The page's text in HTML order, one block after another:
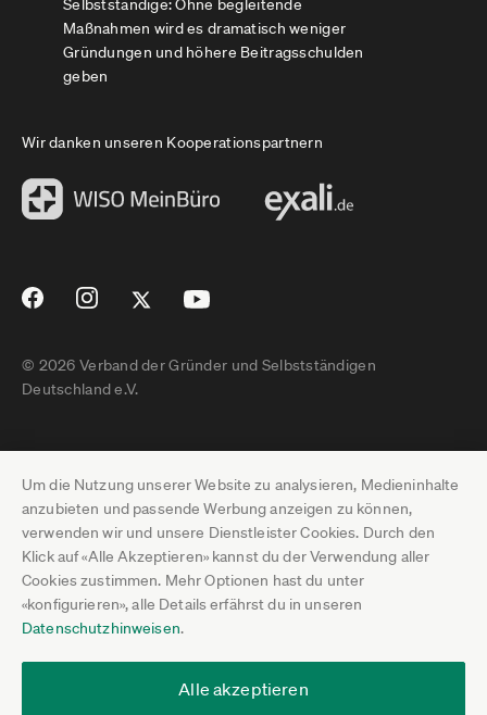
Um die Nutzung unserer Website zu analysieren, Medieninhalte
anzubieten und passende Werbung anzeigen zu können,
verwenden wir und unsere Dienstleister Cookies. Durch den
Klick auf «Alle Akzeptieren» kannst du der Verwendung aller
Cookies zustimmen. Mehr Optionen hast du unter
«konfigurieren», alle Details erfährst du in unseren
Datenschutzhinweisen.
Alle akzeptieren
Selbstständige: Ohne begleitende
Maßnahmen wird es dramatisch weniger
Gründungen und höhere Beitragsschulden
geben
Wir danken unseren Kooperationspartnern
© 2026 Verband der Gründer und Selbstständigen
Deutschland e.V.
Impressum
Datenschutz
Pressebereich
Jobs